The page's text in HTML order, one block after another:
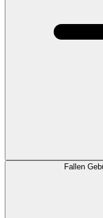
Fallen